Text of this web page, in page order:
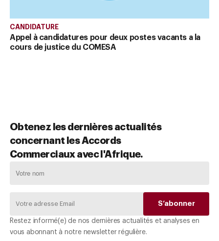
CANDIDATURE
Appel à candidatures pour deux postes vacants a la
cours de justice du COMESA
Obtenez les dernières actualités
concernant les Accords
Commerciaux avec l'Afrique.
Restez informé(e) de nos dernières actualités et analyses en
vous abonnant à notre newsletter régulière.